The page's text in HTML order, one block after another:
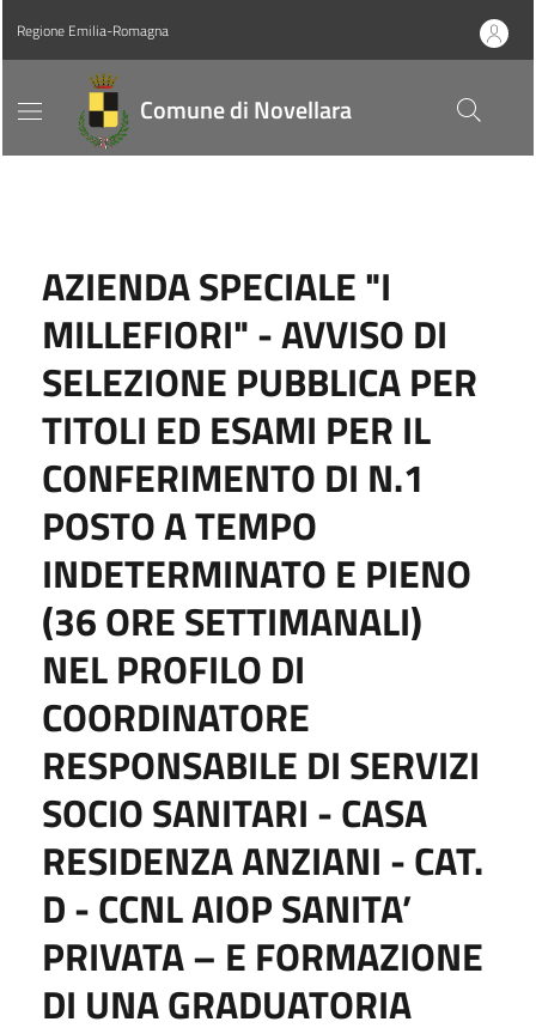
Regione Emilia-Romagna
Comune di Novellara
AZIENDA SPECIALE "I
MILLEFIORI" - AVVISO DI
SELEZIONE PUBBLICA PER
TITOLI ED ESAMI PER IL
CONFERIMENTO DI N.1
POSTO A TEMPO
INDETERMINATO E PIENO
(36 ORE SETTIMANALI)
NEL PROFILO DI
COORDINATORE
RESPONSABILE DI SERVIZI
SOCIO SANITARI - CASA
RESIDENZA ANZIANI - CAT.
D - CCNL AIOP SANITA’
PRIVATA – E FORMAZIONE
DI UNA GRADUATORIA